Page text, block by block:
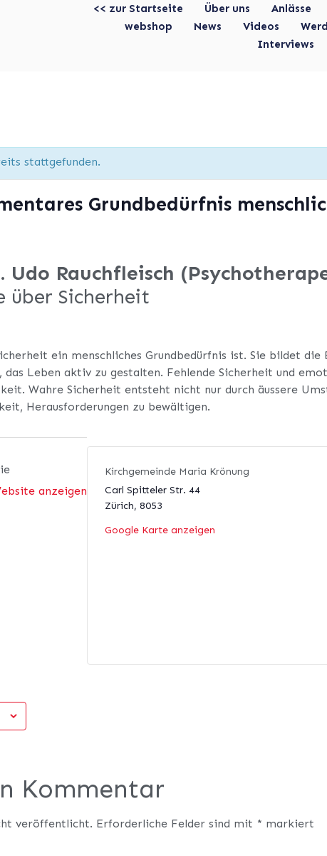
<< zur Startseite Über uns Anlässe
webshop
News Videos
Interviews
stattgefunden.
Grundbedürfnis
Udo Rauchfleisch
über Sicherheit
ein menschliches Grundbedürfnis ist. Sie bildet die
Leben aktiv zu gestalten. Fehlende Sicherheit und
Wahre Sicherheit entsteht nicht nur durch äussere
Herausforderungen zu bewältigen.
anzeigen
Kirchgemeinde Maria Krönung
Carl Spitteler Str. 44
Zürich, 8053
Google Karte anzeigen
Kommentar
veröffentlicht. Erforderliche Felder sind mit * markiert